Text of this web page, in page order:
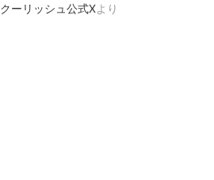
クーリッシュ公式Xより